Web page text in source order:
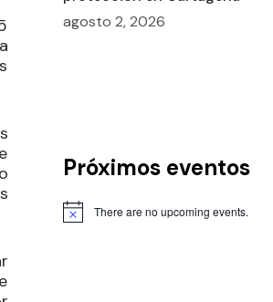
agosto 2, 2026
Próximos eventos
There are no upcoming events.